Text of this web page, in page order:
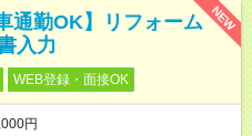
NEW
通勤OK】リフォーム
入力
WEB登録・面接OK
円